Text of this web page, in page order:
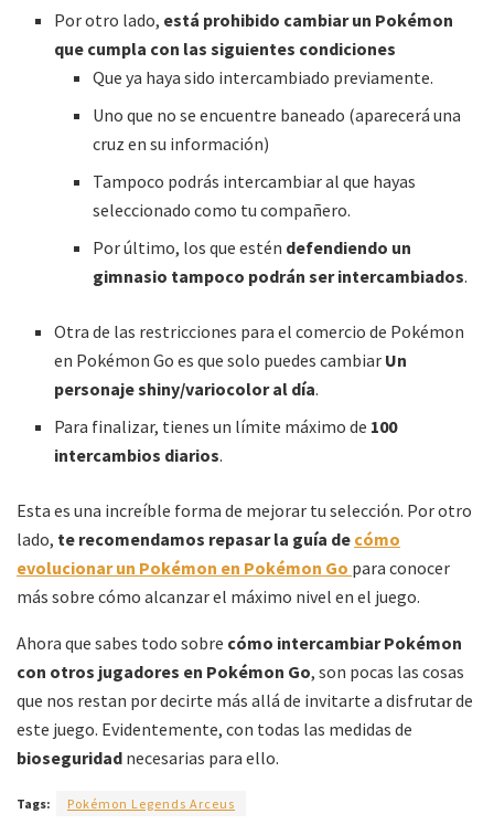
Por otro lado, está prohibido cambiar un Pokémon
que cumpla con las siguientes condiciones
Que ya haya sido intercambiado previamente.
Uno que no se encuentre baneado (aparecerá una
cruz en su información)
Tampoco podrás intercambiar al que hayas
seleccionado como tu compañero.
Por último, los que estén defendiendo un
gimnasio tampoco podrán ser intercambiados.
Otra de las restricciones para el comercio de Pokémon
en Pokémon Go es que solo puedes cambiar Un
personaje shiny/variocolor al día.
Para finalizar, tienes un límite máximo de 100
intercambios diarios.
Esta es una increíble forma de mejorar tu selección. Por otro
lado, te recomendamos repasar la guía de cómo
evolucionar un Pokémon en Pokémon Go para conocer
más sobre cómo alcanzar el máximo nivel en el juego.
Ahora que sabes todo sobre cómo intercambiar Pokémon
con otros jugadores en Pokémon Go, son pocas las cosas
que nos restan por decirte más allá de invitarte a disfrutar de
este juego. Evidentemente, con todas las medidas de
bioseguridad necesarias para ello.
Tags: Pokémon Legends Arceus